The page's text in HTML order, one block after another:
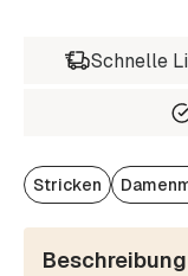
Schnelle
Stricken
Beschreibung